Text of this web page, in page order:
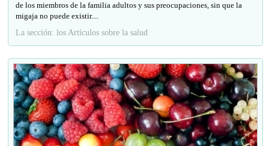
de los miembros de la familia adultos y sus preocupaciones, sin que la
migaja no puede existir....
La sección: los Artículos sobre la salud